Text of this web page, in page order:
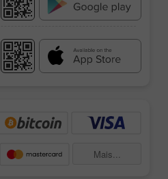
Mais...